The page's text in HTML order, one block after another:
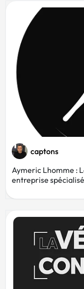
Chocolat
captons
Aymeric Lhomme :
entreprise